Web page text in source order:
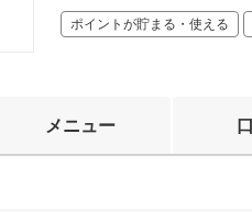
ポイントが貯まる・使える
メニュー